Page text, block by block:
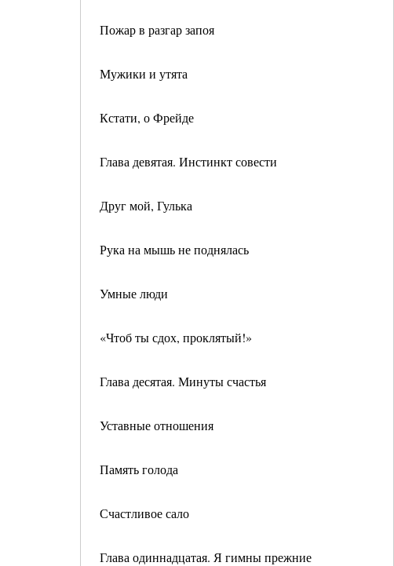
Пожар в разгар запоя
Мужики и утята
Кстати, о Фрейде
Глава девятая. Инстинкт совести
Друг мой, Гулька
Рука на мышь не поднялась
Умные люди
«Чтоб ты сдох, проклятый!»
Глава десятая. Минуты счастья
Уставные отношения
Память голода
Счастливое сало
Глава одиннадцатая. Я гимны прежние